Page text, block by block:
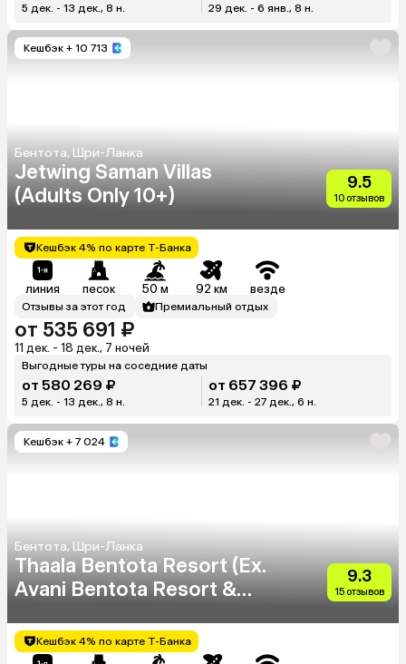
5 дек. - 13 дек., 8 н. 29 дек. - 6 янв., 8 н.
Кешбэк + 10 713
Бентота, Шри-Ланка
Jetwing Saman Villas
(Adults Only 10+)
9.5
10 отзывов
Кешбэк 4% по карте Т-Банка
линия песок 50 м 92 км везде
Отзывы за этот год Премиальный отдых
от 535 691 ₽
11 дек. - 18 дек., 7 ночей
Выгодные туры на соседние даты
от 580 269 ₽
5 дек. - 13 дек., 8 н.
от 657 396 ₽
21 дек. - 27 дек., 6 н.
Кешбэк + 7 024
Бентота, Шри-Ланка
Thaala Bentota Resort (Ex.
Avani Bentota Resort &
9.3
15 отзывов
Кешбэк 4% по карте Т-Банка